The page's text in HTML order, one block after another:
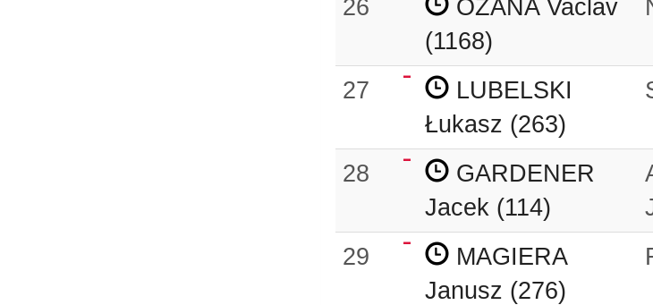
26
OZANA Vaclav
(1168)
27
LUBELSKI
Łukasz (263)
28
GARDENER
Jacek (114)
29
MAGIERA
Janusz (276)